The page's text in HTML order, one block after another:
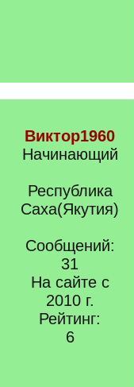
Виктор1960
Начинающий
Республика
Саха(Якутия)
Сообщений:
31
На сайте с
2010 г.
Рейтинг:
6